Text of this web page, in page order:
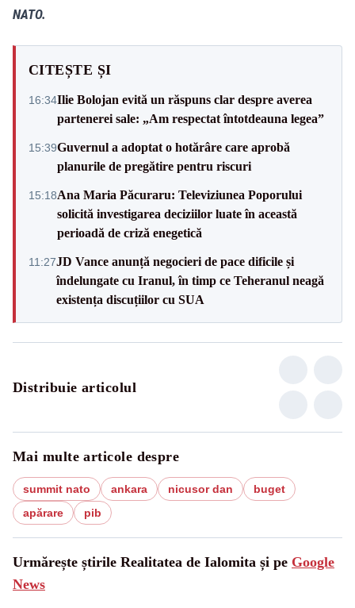
NATO.
CITEȘTE ȘI
16:34Ilie Bolojan evită un răspuns clar despre averea
partenerei sale: „Am respectat întotdeauna legea”
15:39Guvernul a adoptat o hotărâre care aprobă
planurile de pregătire pentru riscuri
15:18Ana Maria Păcuraru: Televiziunea Poporului
solicită investigarea deciziilor luate în această
perioadă de criză enegetică
11:27JD Vance anunță negocieri de pace dificile și
îndelungate cu Iranul, în timp ce Teheranul neagă
existența discuțiilor cu SUA
Distribuie articolul
Mai multe articole despre
summit nato ankara nicusor dan
buget
apărare
pib
Urmărește știrile Realitatea de Ialomita și pe Google
News